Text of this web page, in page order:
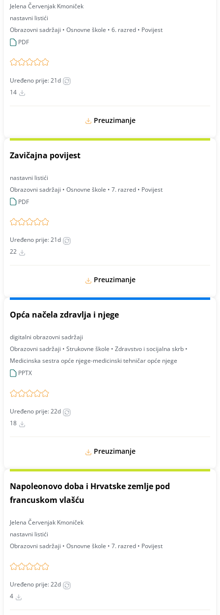
Jelena Červenjak Kmoniček
nastavni listići
Obrazovni sadržaji • Osnovne škole • 6. razred • Povijest
PDF
Uređeno prije: 21d
14
Preuzimanje
Zavičajna povijest
nastavni listići
Obrazovni sadržaji • Osnovne škole • 7. razred • Povijest
PDF
Uređeno prije: 21d
22
Preuzimanje
Opća načela zdravlja i njege
digitalni obrazovni sadržaji
Obrazovni sadržaji • Strukovne škole • Zdravstvo i socijalna skrb •
Medicinska sestra opće njege-medicinski tehničar opće njege
PPTX
Uređeno prije: 22d
18
Preuzimanje
Napoleonovo doba i Hrvatske zemlje pod
francuskom vlašću
Jelena Červenjak Kmoniček
nastavni listići
Obrazovni sadržaji • Osnovne škole • 7. razred • Povijest
Uređeno prije: 22d
4